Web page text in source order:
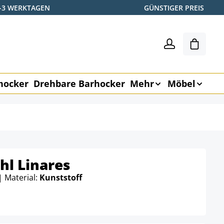
WERKTAGEN GÜNSTIGER PREIS
Drehbare Barhocker Mehr Möbel
Linares
| Material: Kunststoff